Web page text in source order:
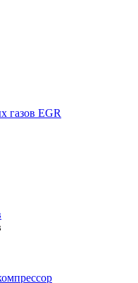
газов EGR